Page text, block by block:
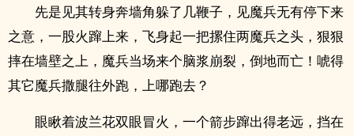
先是见其转身奔墙角躲了几鞭子，见魔兵无有停下来
之意，一股火蹿上来，飞身起一把摞住两魔兵之头，狠狠
摔在墙壁之上，魔兵当场来个脑浆崩裂，倒地而亡！唬得
其它魔兵撒腿往外跑，上哪跑去？
眼瞅着波兰花双眼冒火，一个箭步蹿出得老远，挡在